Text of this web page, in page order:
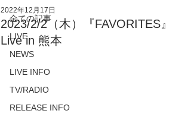
全ての記事
LIVE
NEWS
LIVE INFO
TV/RADIO
RELEASE INFO
2023/2/2（木）『FAVORITES』
Live in 熊本
2022年12月17日